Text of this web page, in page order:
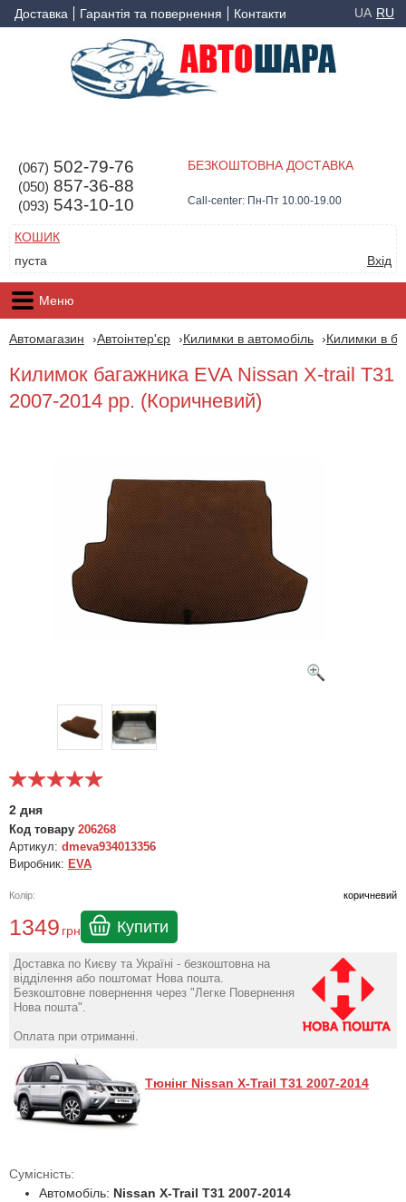
Доставка Гарантія та повернення Контакти UA RU
(067) 502-79-76
(050) 857-36-88
(093) 543-10-10
БЕЗКОШТОВНА ДОСТАВКА
Call-center: Пн-Пт 10.00-19.00
КОШИК
пуста
Вхід
Меню
Автомагазин Автоінтер'єр Килимки в автомобіль Килимки в
Килимок багажника EVA Nissan X-trail T31
2007-2014 рр. (Коричневий)
2 дня
Код товару 206268
Артикул: dmeva934013356
Виробник: EVA
Колір: коричневий
1349 грн Купити
Доставка по Києву та Україні - безкоштовна на
відділення або поштомат Нова пошта.
Безкоштовне повернення через "Легке Повернення
Нова пошта".
Оплата при отриманні.
Тюнінг Nissan X-Trail T31 2007-2014
Сумісність:
Автомобіль: Nissan X-Trail T31 2007-2014